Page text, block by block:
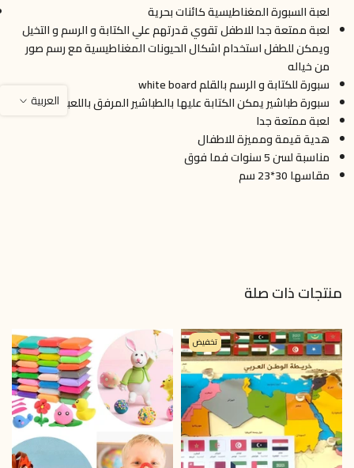
لعبة السبورة المغناطيسية كائنات بحرية
لعبة ممتعة جدا للاطفل تقوي قدرتهم علي الكتابة و الرسم و التخيل
ويمكن للطفل استخدام اشكال الحيونات المغناطيسية مع رسم صور
من خياله
سبورة للكتابة و الرسم بالقلم white board
سبورة طباشير يمكن الكتابة عليها بالطباشير المرفق باللعبة
لعبة ممتعة جدا
هدية قيمة ومميزة للاطفال
مناسبة لسن 5 سنوات فما فوق
مقاسها 30*23 سم
منتجات ذات صلة
تخفيض
العربية